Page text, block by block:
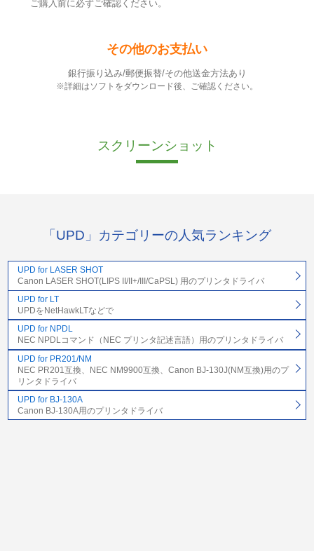
ご購入前に必ずご確認ください。
その他のお支払い
銀行振り込み/郵便振替/その他送金方法あり
※詳細はソフトをダウンロード後、ご確認ください。
スクリーンショット
「UPD」カテゴリーの人気ランキング
UPD for LASER SHOT
Canon LASER SHOT(LIPS II/II+/III/CaPSL) 用のプリンタドライバ
UPD for LT
UPDをNetHawkLTなどで
UPD for NPDL
NEC NPDLコマンド（NEC プリンタ記述言語）用のプリンタドライバ
UPD for PR201/NM
NEC PR201互換、NEC NM9900互換、Canon BJ-130J(NM互換)用のプ
リンタドライバ
UPD for BJ-130A
Canon BJ-130A用のプリンタドライバ